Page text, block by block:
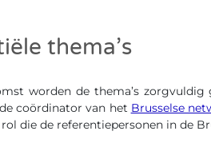
thema’s
worden de thema’s
coördinator van het Brusselse
die de referentiepersonen in de